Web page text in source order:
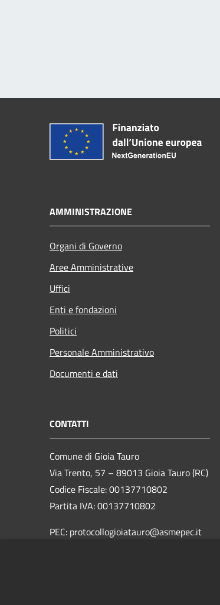
AMMINISTRAZIONE
Organi di Governo
Aree Amministrative
Uffici
Enti e fondazioni
Politici
Personale Amministrativo
Documenti e dati
CONTATTI
Comune di Gioia Tauro
Via Trento, 57 – 89013 Gioia Tauro (RC)
Codice Fiscale: 00137710802
Partita IVA: 00137710802
PEC: protocollogioiatauro@asmepec.it